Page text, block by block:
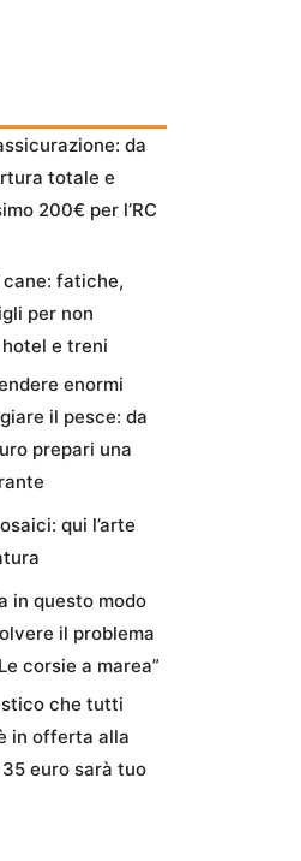
da
totale e
200€ per l’RC
fatiche,
per non
e treni
enormi
il pesce: da
prepari una
qui l’arte
in questo modo
il problema
corsie a marea”
che tutti
in offerta alla
35 euro sarà tuo